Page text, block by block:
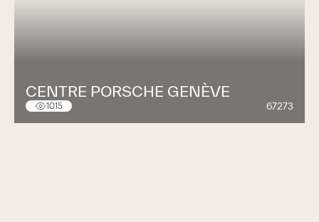
CENTRE PORSCHE GENÈVE
1015 67273